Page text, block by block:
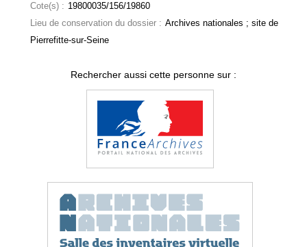
Cote(s) : 19800035/156/19860
Lieu de conservation du dossier : Archives nationales ; site de
Pierrefitte-sur-Seine
Rechercher aussi cette personne sur :